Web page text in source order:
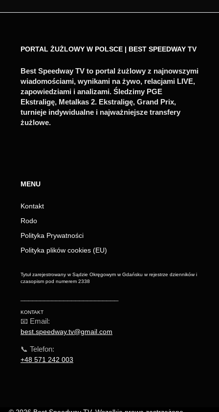
PORTAL ŻUŻLOWY W POLSCE | BEST SPEEDWAY TV
Best Speedway TV to portal żużlowy z najnowszymi
wiadomościami, wynikami na żywo, relacjami LIVE,
zapowiedziami i analizami. Śledzimy PGE
Ekstraligę, Metalkas 2. Ekstraligę, Grand Prix,
turnieje indywidualne i najważniejsze transfery
żużlowe.
MENU
Kontakt
Rodo
Polityka Prywatności
Polityka plików cookies (EU)
Tytuł zarejestrowany w Sądzie Okręgowym w Gdańsku w rejestrze dzienników i
czasopism pod numerem 2338
KONTAKT
📧 Email:
best.speedway.tv@gmail.com
📞 Telefon:
+48 571 242 003